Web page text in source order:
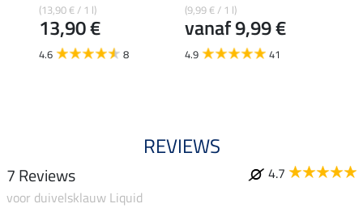
(13,90 € / 1 l)
13,90 €
4.6 8
(9,99 € / 1 l)
vanaf 9,99 €
4.9 41
REVIEWS
7 Reviews
4.7
voor duivelsklauw Liquid